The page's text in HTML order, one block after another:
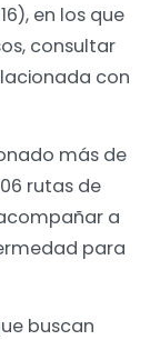
en los que
consultar
con
más de
rutas de
a
para
buscan